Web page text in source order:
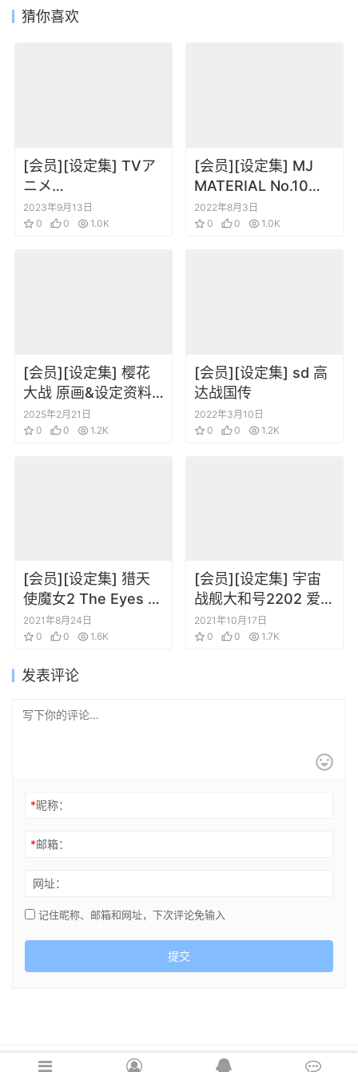
猜你喜欢
[会员][设定集] TVア
ニメ
『SPY×FAMILY』公
式ガイドブック
2023年9月13日
0
0 1.0K
[会员][设定集] MJ
MATERIAL No.10
GUNDAM ZZ&Z 保存
版 設定資料集
2022年8月3日
0
0 1.0K
[会员][设定集] 樱花
大战 原画&设定资料
集1-5
2025年2月21日
0
0 1.2K
[会员][设定集] sd 高
达战国传
2022年3月10日
0
0 1.2K
[会员][设定集] 猎天
使魔女2 The Eyes of
Bayonetta2
2021年8月24日
0
0 1.6K
[会员][设定集] 宇宙
战舰大和号2202 爱的
战士们 全纪录 设定篇
上下卷合集
2021年10月17日
0
0 1.7K
发表评论
*昵称：
*邮箱：
网址：
记住昵称、邮箱和网址，下次评论免输入
提交
Copyright © 2021 cghsj.com 版权所有 Powered by 绘世界